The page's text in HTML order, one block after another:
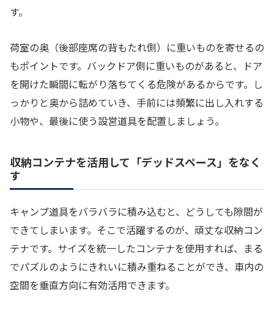
す。
荷室の奥（後部座席の背もたれ側）に重いものを寄せるの
もポイントです。バックドア側に重いものがあると、ドア
を開けた瞬間に転がり落ちてくる危険があるからです。し
っかりと奥から詰めていき、手前には頻繁に出し入れする
小物や、最後に使う設営道具を配置しましょう。
収納コンテナを活用して「デッドスペース」をなく
す
キャンプ道具をバラバラに積み込むと、どうしても隙間が
できてしまいます。そこで活躍するのが、頑丈な収納コン
テナです。サイズを統一したコンテナを使用すれば、まる
でパズルのようにきれいに積み重ねることができ、車内の
空間を垂直方向に有効活用できます。